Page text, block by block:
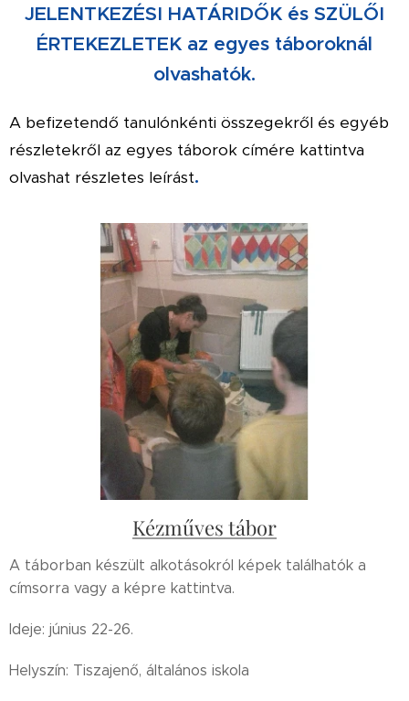
JELENTKEZÉSI HATÁRIDŐK és SZÜLŐI
ÉRTEKEZLETEK az egyes táboroknál
olvashatók.
A befizetendő tanulónkénti összegekről és egyéb
részletekről az egyes táborok címére kattintva
olvashat részletes leírást.
Kézműves tábor
A táborban készült alkotásokról képek találhatók a
címsorra vagy a képre kattintva.
Ideje: június 22-26.
Helyszín: Tiszajenő, általános iskola